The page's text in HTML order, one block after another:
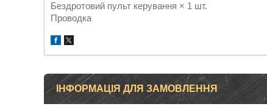
Бездротовий пульт керування × 1 шт.
Проводка
ІНФОРМАЦІЯ ДЛЯ ЗАМОВЛЕННЯ